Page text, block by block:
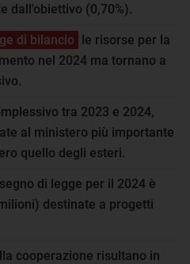
dall'obiettivo (0,70%).
di bilancio le risorse per la
nel 2024 ma tornano a
tra 2023 e 2024,
al ministero più importante
quello degli esteri.
di legge per il 2024 è
destinate a progetti
cooperazione risultano in